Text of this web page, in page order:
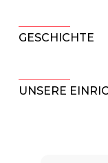
GESCHICHTE
UNSERE